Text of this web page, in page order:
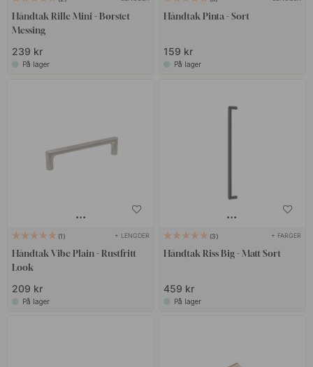
Håndtak Rille Mini - Børstet
Messing
239 kr
På lager
Håndtak Pinta - Sort
159 kr
På lager
1 + LENGDER
Håndtak Vibe Plain - Rustfritt
Look
209 kr
På lager
3 + FARGER
Håndtak Riss Big - Matt Sort
459 kr
På lager